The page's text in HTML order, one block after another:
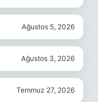
Ağustos 5, 2026
Ağustos 3, 2026
Temmuz 27, 2026